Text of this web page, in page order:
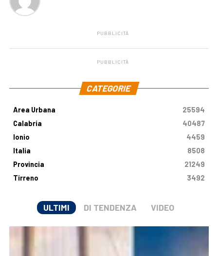
PUBBLICITÀ
PUBBLICITÀ
CATEGORIE
Area Urbana
25594
Calabria
40487
Ionio
4459
Italia
8508
Provincia
21249
Tirreno
3492
ULTIMI DI TENDENZA VIDEO